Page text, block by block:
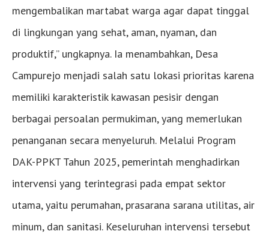
mengembalikan martabat warga agar dapat tinggal
di lingkungan yang sehat, aman, nyaman, dan
produktif,” ungkapnya. Ia menambahkan, Desa
Campurejo menjadi salah satu lokasi prioritas karena
memiliki karakteristik kawasan pesisir dengan
berbagai persoalan permukiman, yang memerlukan
penanganan secara menyeluruh. Melalui Program
DAK-PPKT Tahun 2025, pemerintah menghadirkan
intervensi yang terintegrasi pada empat sektor
utama, yaitu perumahan, prasarana sarana utilitas, air
minum, dan sanitasi. Keseluruhan intervensi tersebut